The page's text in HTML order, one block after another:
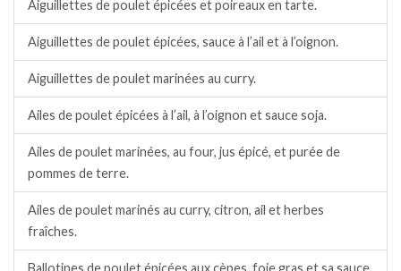
Aiguillettes de poulet épicées et poireaux en tarte.
Aiguillettes de poulet épicées, sauce à l’ail et à l’oignon.
Aiguillettes de poulet marinées au curry.
Ailes de poulet épicées à l’ail, à l’oignon et sauce soja.
Ailes de poulet marinées, au four, jus épicé, et purée de
pommes de terre.
Ailes de poulet marinés au curry, citron, ail et herbes
fraîches.
Ballotines de poulet épicées aux cèpes, foie gras et sa sauce